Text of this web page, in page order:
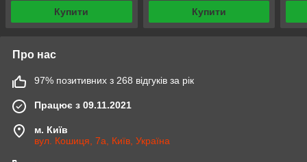
Купити Купити
Про нас
97% позитивних з 268 відгуків за рік
Працює з 09.11.2021
м. Київ
вул. Кошиця, 7а, Київ, Україна